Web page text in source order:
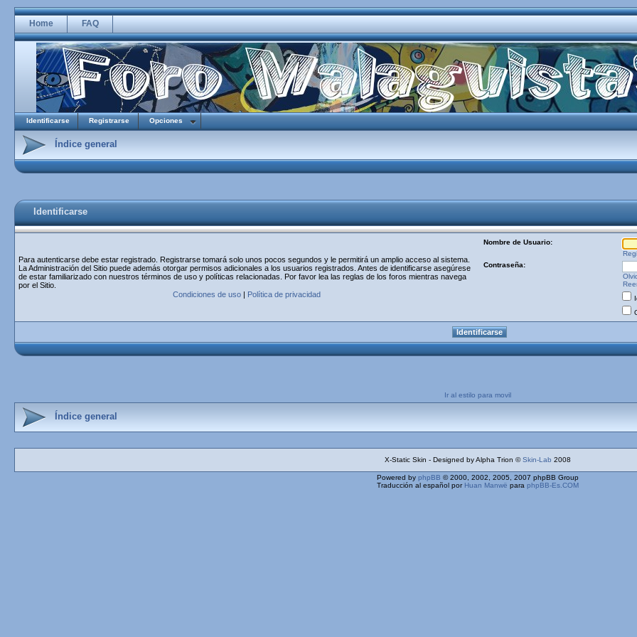
Home FAQ
Identificarse Registrarse Opciones
Índice general
Identificarse
Para autenticarse debe estar registrado. Registrarse tomará solo unos pocos segundos y le permitirá un amplio acceso al sistema.
La Administración del Sitio puede además otorgar permisos adicionales a los usuarios registrados. Antes de identificarse asegúrese
de estar familiarizado con nuestros términos de uso y políticas relacionadas. Por favor lea las reglas de los foros mientras navega
por el Sitio.
Condiciones de uso| Política de privacidad
Nombre de Usuario:
Contraseña:
Ir al estilo para movil
Índice general
X-Static Skin - Designed by Alpha Trion ©Skin-Lab 2008
Powered by phpBB © 2000, 2002, 2005, 2007 phpBB Group
Traducción al español por Huan Manwë para phpBB-Es.COM